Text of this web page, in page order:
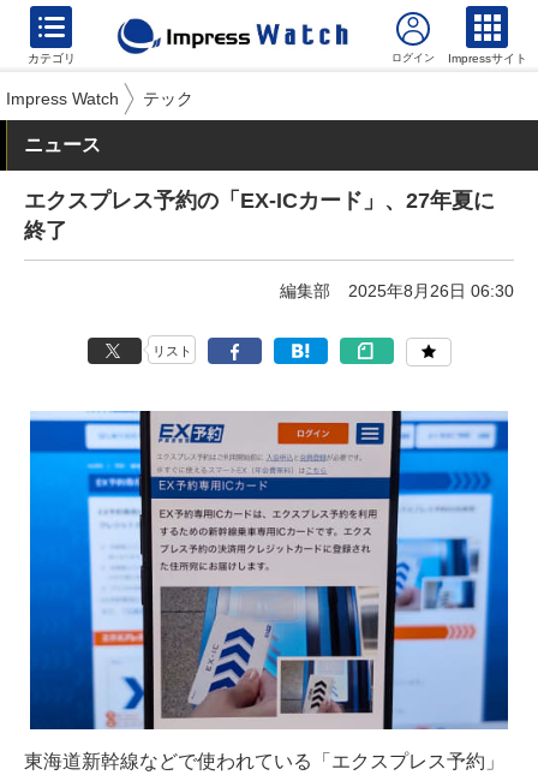
カテゴリ Impressサイト
Impress Watch テック
ニュース
エクスプレス予約の「EX-ICカード」、27年夏に
終了
編集部 2025年8月26日 06:30
リスト
東海道新幹線などで使われている「エクスプレス予約」